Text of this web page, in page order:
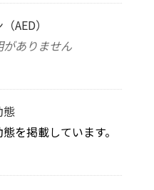
AED）
ありません
態
を掲載しています。